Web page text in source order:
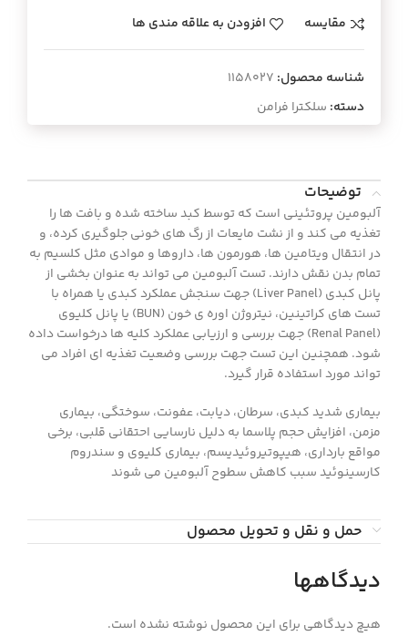
مقایسه
افزودن به علاقه مندی ها
شناسه محصول: 1158027
دسته: سلکترا فرامن
توضیحات
آلبومین پروتئینی است که توسط کبد ساخته شده و بافت ها را
تغذیه می کند و از نشت مایعات از رگ های خونی جلوگیری کرده، و
در انتقال ویتامین ها، هورمون ها، داروها و موادی مثل کلسیم به
تمام بدن نقش دارند. تست آلبومین می تواند به عنوان بخشی از
پانل کبدی (Liver Panel) جهت سنجش عملکرد کبدی یا همراه با
تست های کراتینین، نیتروژن اوره ی خون (BUN) یا پانل کلیوی
(Renal Panel) جهت بررسی و ارزیابی عملکرد کلیه ها درخواست داده
شود. همچنین این تست جهت بررسی وضعیت تغذیه ای افراد می
تواند مورد استفاده قرار گیرد.
بیماری شدید کبدی، سرطان، دیابت، عفونت، سوختگی، بیماری
مزمن، افزایش حجم پلاسما به دلیل نارسایی احتقانی قلبی، برخی
مواقع بارداری، هیپوتیروئیدیسم، بیماری کلیوی و سندروم
کارسینوئید سبب کاهش سطوح آلبومین می شوند
حمل و نقل و تحویل محصول
دیدگاهها
هیچ دیدگاهی برای این محصول نوشته نشده است.